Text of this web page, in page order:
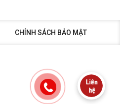
CHÍNH SÁCH BẢO MẬT